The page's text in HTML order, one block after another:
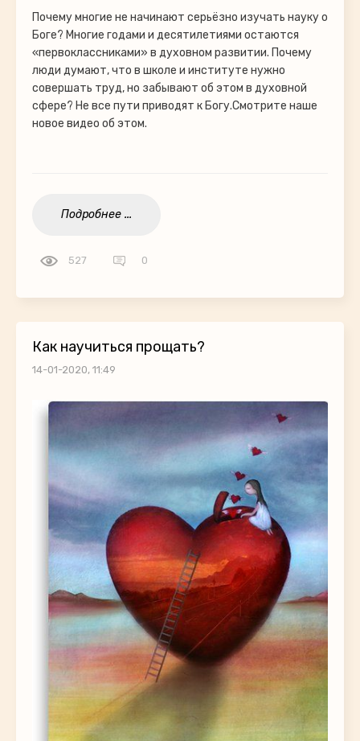
Почему многие не начинают серьёзно изучать науку о
Боге? Многие годами и десятилетиями остаются
«первоклассниками» в духовном развитии. Почему
люди думают, что в школе и институте нужно
совершать труд, но забывают об этом в духовной
сфере? Не все пути приводят к Богу.Смотрите наше
новое видео об этом.
Подробнее ...
527 0
Как научиться прощать?
14-01-2020, 11:49